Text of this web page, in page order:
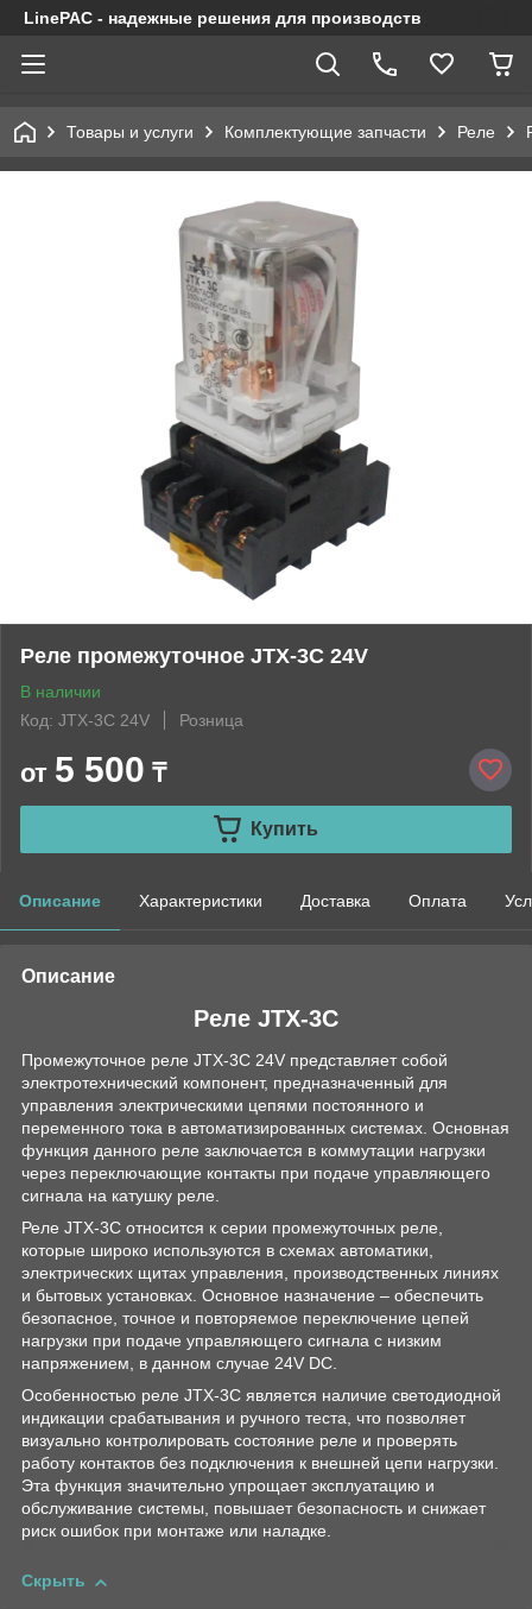
LinePAC - надежные решения для производств
Товары и услуги Комплектующие запчасти Реле
Реле промежуточное JTX-3C 24V
В наличии
Код: JTX-3C 24V
Розница
от 5 500 ₸
Купить
Описание Характеристики Доставка Оплата
Описание
Реле JTX-3C
Промежуточное реле JTX-3C 24V представляет собой
электротехнический компонент, предназначенный для
управления электрическими цепями постоянного и
переменного тока в автоматизированных системах. Основная
функция данного реле заключается в коммутации нагрузки
через переключающие контакты при подаче управляющего
сигнала на катушку реле.
Реле JTX-3C относится к серии промежуточных реле,
которые широко используются в схемах автоматики,
электрических щитах управления, производственных линиях
и бытовых установках. Основное назначение – обеспечить
безопасное, точное и повторяемое переключение цепей
нагрузки при подаче управляющего сигнала с низким
напряжением, в данном случае 24V DC.
Особенностью реле JTX-3C является наличие светодиодной
индикации срабатывания и ручного теста, что позволяет
визуально контролировать состояние реле и проверять
работу контактов без подключения к внешней цепи нагрузки.
Эта функция значительно упрощает эксплуатацию и
обслуживание системы, повышает безопасность и снижает
риск ошибок при монтаже или наладке.
Скрыть